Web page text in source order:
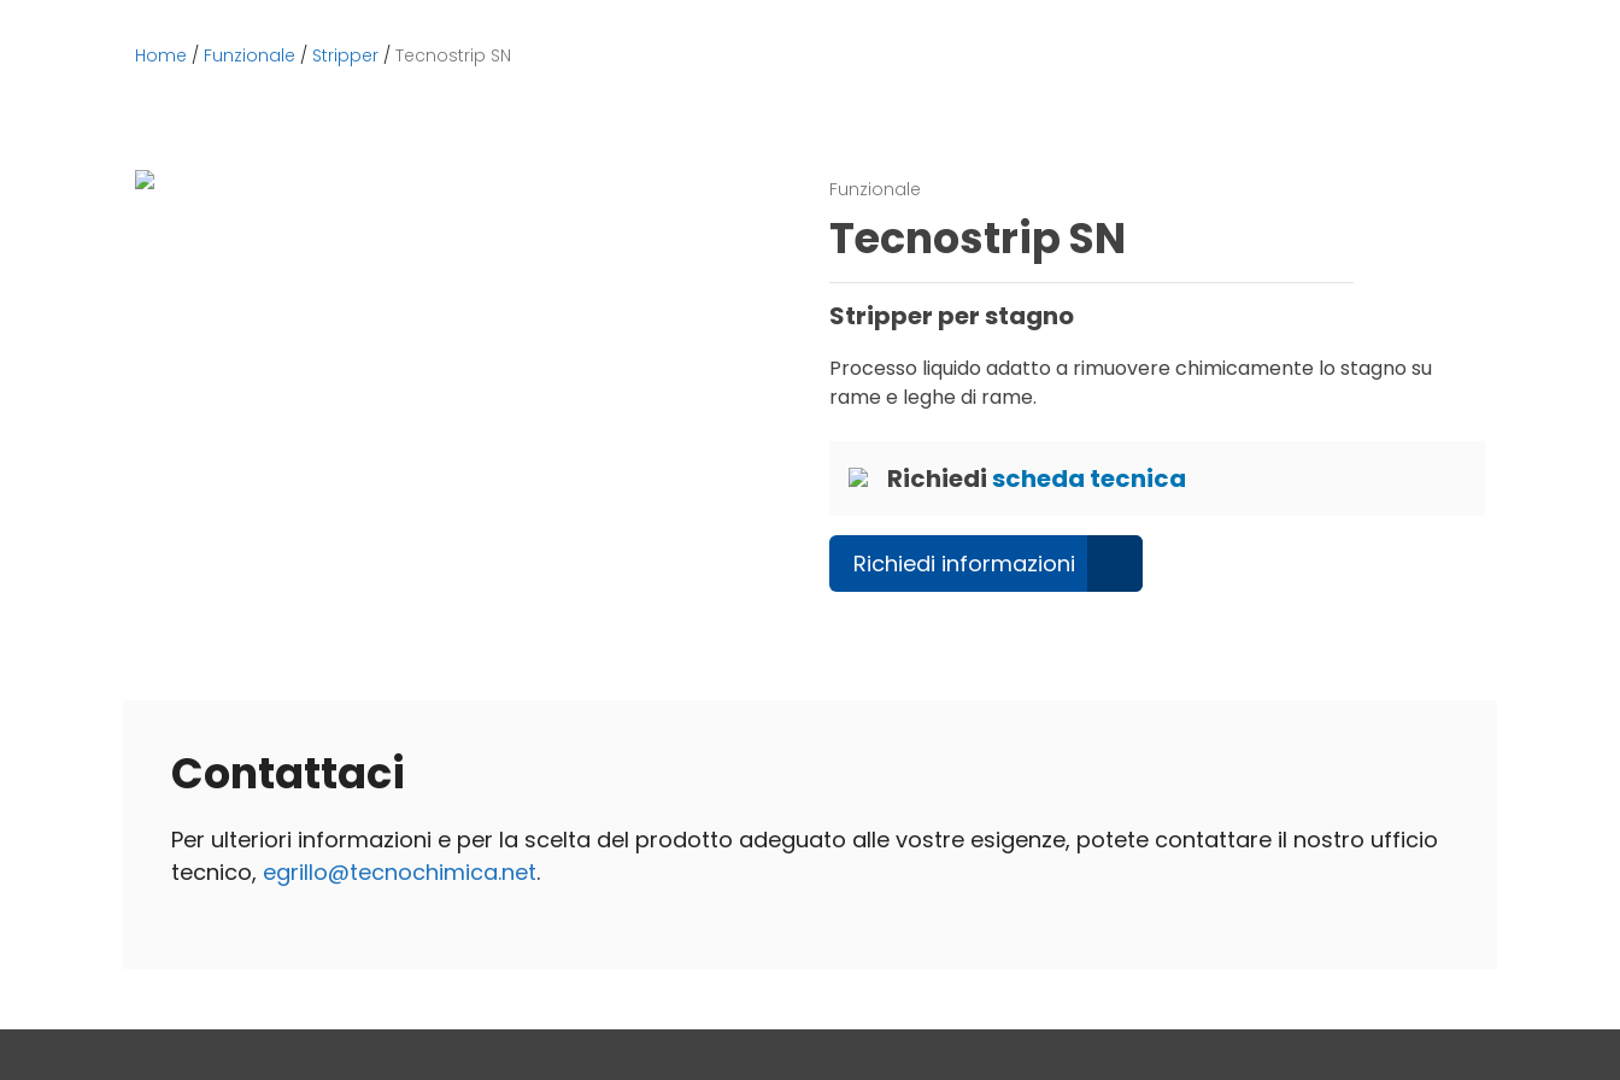
Home / Funzionale / Stripper / Tecnostrip SN
Funzionale
Tecnostrip SN
Stripper per stagno
Processo liquido adatto a rimuovere chimicamente lo stagno su
rame e leghe di rame.
Richiedischeda tecnica
Richiedi informazioni
Contattaci
Per ulteriori informazioni e per la scelta del prodotto adeguato alle vostre esigenze, potete contattare il nostro ufficio
tecnico, egrillo@tecnochimica.net.